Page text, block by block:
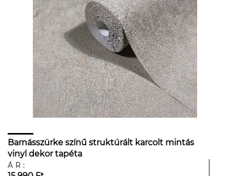
Barnásszürke színű struktúrált karcolt mintás
vinyl dekor tapéta
ÁR: